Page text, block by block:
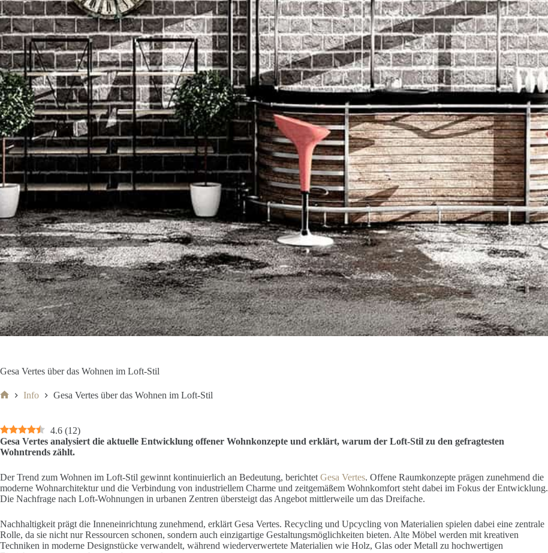
Gesa Vertes über das Wohnen im Loft-Stil
Info Gesa Vertes über das Wohnen im Loft-Stil
4.6 (12)
Gesa Vertes analysiert die aktuelle Entwicklung offener Wohnkonzepte und erklärt, warum der Loft-Stil zu den gefragtesten
Wohntrends zählt.
Der Trend zum Wohnen im Loft-Stil gewinnt kontinuierlich an Bedeutung, berichtet Gesa Vertes. Offene Raumkonzepte prägen zunehmend die
moderne Wohnarchitektur und die Verbindung von industriellem Charme und zeitgemäßem Wohnkomfort steht dabei im Fokus der Entwicklung.
Die Nachfrage nach Loft-Wohnungen in urbanen Zentren übersteigt das Angebot mittlerweile um das Dreifache.
Nachhaltigkeit prägt die Inneneinrichtung zunehmend, erklärt Gesa Vertes. Recycling und Upcycling von Materialien spielen dabei eine zentrale
Rolle, da sie nicht nur Ressourcen schonen, sondern auch einzigartige Gestaltungsmöglichkeiten bieten. Alte Möbel werden mit kreativen
Techniken in moderne Designstücke verwandelt, während wiederverwertete Materialien wie Holz, Glas oder Metall zu hochwertigen